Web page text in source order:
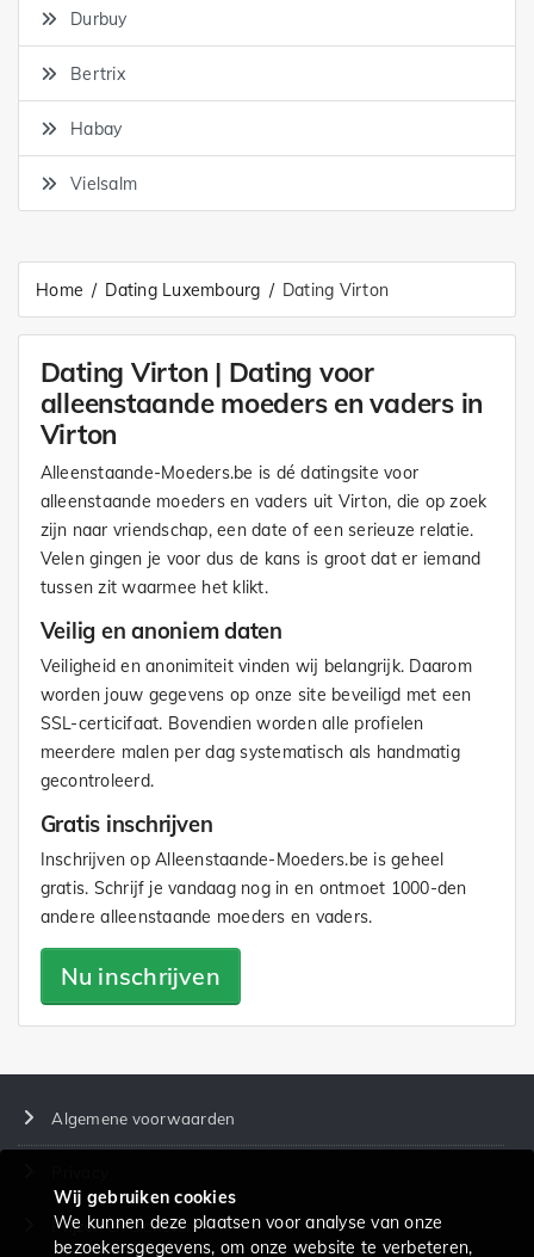
Durbuy
Bertrix
Habay
Vielsalm
Home Dating Luxembourg Dating Virton
Dating Virton | Dating voor
alleenstaande moeders en vaders in
Virton
Alleenstaande-Moeders.be is dé datingsite voor
alleenstaande moeders en vaders uit Virton, die op zoek
zijn naar vriendschap, een date of een serieuze relatie.
Velen gingen je voor dus de kans is groot dat er iemand
tussen zit waarmee het klikt.
Veilig en anoniem daten
Veiligheid en anonimiteit vinden wij belangrijk. Daarom
worden jouw gegevens op onze site beveiligd met een
SSL-certicifaat. Bovendien worden alle profielen
meerdere malen per dag systematisch als handmatig
gecontroleerd.
Gratis inschrijven
Inschrijven op Alleenstaande-Moeders.be is geheel
gratis. Schrijf je vandaag nog in en ontmoet 1000-den
andere alleenstaande moeders en vaders.
Nu inschrijven
Algemene voorwaarden
Prijzen en diensten
Wij gebruiken cookies
We kunnen deze plaatsen voor analyse van onze
bezoekersgegevens, om onze website te verbeteren,